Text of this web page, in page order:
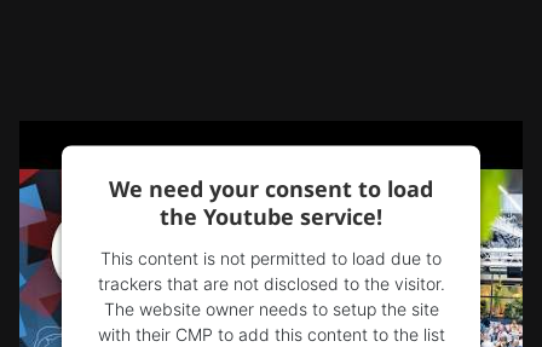
We need your consent to load
the Youtube service!
This content is not permitted to load due to
trackers that are not disclosed to the visitor.
The website owner needs to setup the site
with their CMP to add this content to the list